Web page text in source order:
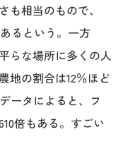
相当のもので、
るという。一方
らな場所に多くの人
地の割合は12％ほど
ータによると、フ
倍もある。すごい